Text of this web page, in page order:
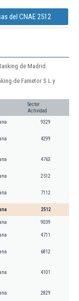
del CNAE 2512
de Madrid.
de Fametor S L y
Sector
Actividad
9329
4299
4763
2512
7112
2512
9039
4711
6812
4101
2829